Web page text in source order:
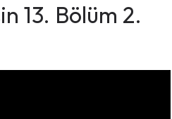
13. Bölüm 2.